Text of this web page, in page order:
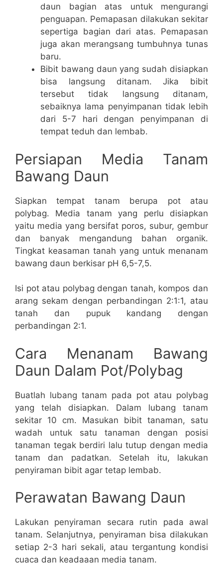
daun bagian atas untuk mengurangi
penguapan. Pemapasan dilakukan sekitar
sepertiga bagian dari atas. Pemapasan
juga akan merangsang tumbuhnya tunas
baru.
Bibit bawang daun yang sudah disiapkan
bisa langsung ditanam. Jika bibit
tersebut tidak langsung ditanam,
sebaiknya lama penyimpanan tidak lebih
dari 5-7 hari dengan penyimpanan di
tempat teduh dan lembab.
Persiapan Media Tanam
Bawang Daun
Siapkan tempat tanam berupa pot atau
polybag. Media tanam yang perlu disiapkan
yaitu media yang bersifat poros, subur, gembur
dan banyak mengandung bahan organik.
Tingkat keasaman tanah yang untuk menanam
bawang daun berkisar pH 6,5-7,5.
Isi pot atau polybag dengan tanah, kompos dan
arang sekam dengan perbandingan 2:1:1, atau
tanah dan pupuk kandang dengan
perbandingan 2:1.
Cara Menanam Bawang
Daun Dalam Pot/Polybag
Buatlah lubang tanam pada pot atau polybag
yang telah disiapkan. Dalam lubang tanam
sekitar 10 cm. Masukan bibit tanaman, satu
wadah untuk satu tanaman dengan posisi
tanaman tegak berdiri lalu tutup dengan media
tanam dan padatkan. Setelah itu, lakukan
penyiraman bibit agar tetap lembab.
Perawatan Bawang Daun
Lakukan penyiraman secara rutin pada awal
tanam. Selanjutnya, penyiraman bisa dilakukan
setiap 2-3 hari sekali, atau tergantung kondisi
cuaca dan keadaaan media tanam.